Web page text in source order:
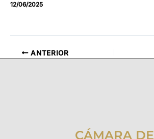
12/06/2025
ANTERIOR
CÁMARA DE